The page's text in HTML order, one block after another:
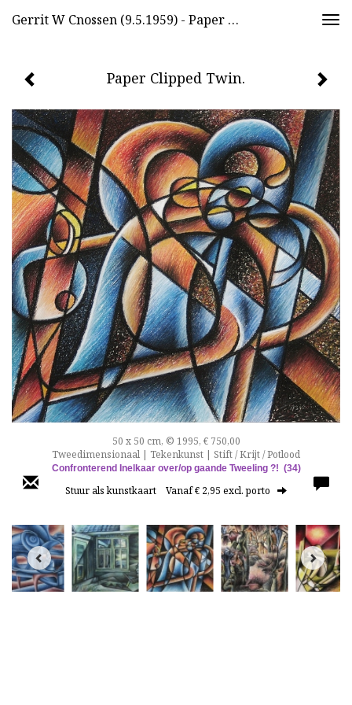
Gerrit W Cnossen (9.5.1959) - Paper Clipped Twin.
Paper Clipped Twin.
50 x 50 cm, © 1995, € 750,00
Tweedimensionaal | Tekenkunst | Stift / Krijt / Potlood
Confronterend Inelkaar over/op gaande Tweeling ?! (34)
Stuur als kunstkaart Vanaf € 2,95 excl. porto